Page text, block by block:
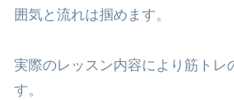
囲気と流れは掴めます。
実際のレッスン内容により筋トレ
す。